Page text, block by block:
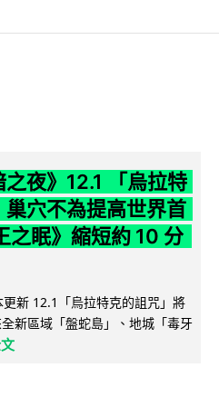
之夜》12.1 「烏拉特
穴不為提高世界首
之眠》縮短約 10 分
更新 12.1「烏拉特克的詛咒」將
新區域「盤蛇島」、地城「毒牙